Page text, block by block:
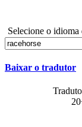
Selecione o idioma
Baixar o tradutor